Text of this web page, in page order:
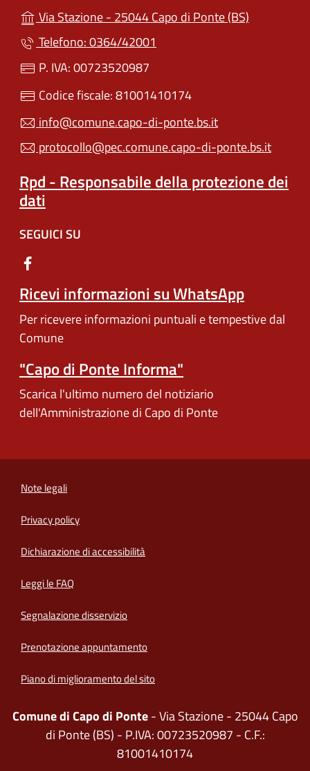
Via Stazione - 25044 Capo di Ponte (BS)
Telefono: 0364/42001
P. IVA: 00723520987
Codice fiscale: 81001410174
info@comune.capo-di-ponte.bs.it
protocollo@pec.comune.capo-di-ponte.bs.it
Rpd - Responsabile della protezione dei
dati
SEGUICI SU
Ricevi informazioni su WhatsApp
Per ricevere informazioni puntuali e tempestive dal
Comune
"Capo di Ponte Informa"
Scarica l'ultimo numero del notiziario
dell'Amministrazione di Capo di Ponte
Note legali
Privacy policy
Dichiarazione di accessibilità
Leggi le FAQ
Segnalazione disservizio
Prenotazione appuntamento
Piano di miglioramento del sito
Comune di Capo di Ponte- Via Stazione - 25044 Capo
di Ponte (BS) - P.IVA: 00723520987 - C.F.:
81001410174